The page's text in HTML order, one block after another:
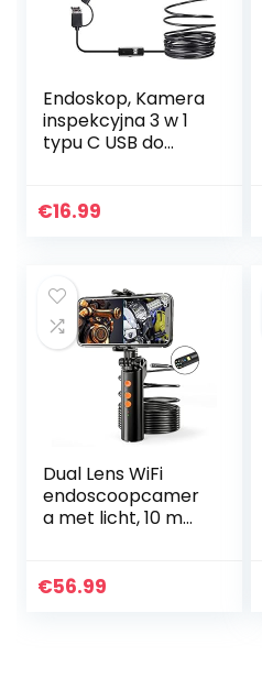
Endoskop, Kamera
inspekcyjna 3 w 1
typu C USB do
endoskopowych,
€16.99
Dual Lens WiFi
endoscoopcamer
a met licht, 10 m
inspectiecamera
€56.99